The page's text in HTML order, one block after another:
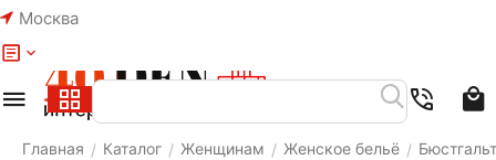
Москва
Главная / Каталог / Женщинам / Женское бельё /
Меню